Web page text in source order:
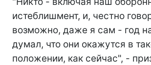
истеблишмент, и, честно
возможно, даже я сам - год
думал, что они окажутся в
положении, как сейчас", -